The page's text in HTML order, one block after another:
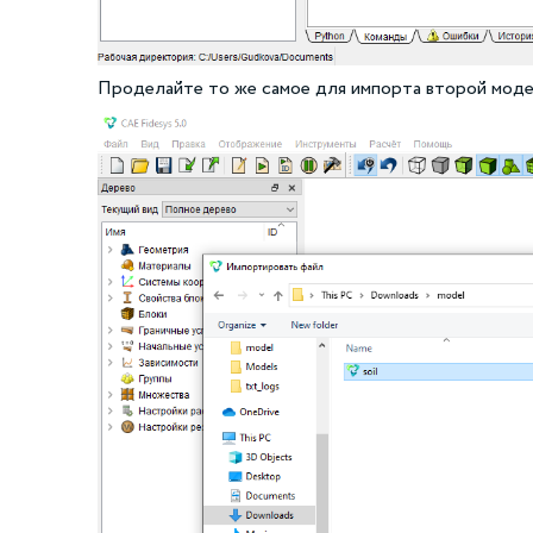
Проделайте то же самое для импорта второй